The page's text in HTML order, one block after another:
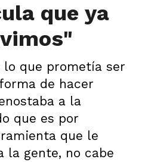
que ya
lo que prometía ser
de hacer
a la
que es por
que le
la gente, no cabe